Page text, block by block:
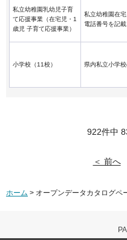
私立幼稚園乳幼児子育
て応援事業（在宅児・1
歳児 子育て応援事業）
私立幼稚園在
電話番号を記載
小学校（11校） 県内私立小学
922件中
＜ 前へ
ホーム > オープンデータカタログペ